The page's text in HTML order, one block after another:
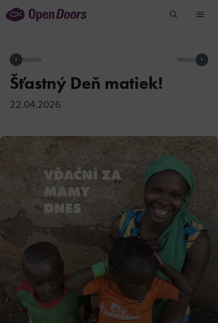
Preskočiť
na
arrow_left Staršie Novšie arrow_right
Šťastný Deň matiek!
22.04.2026